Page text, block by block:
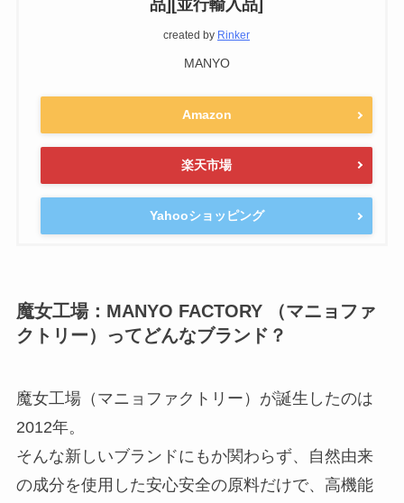
品][並行輸入品]
created by Rinker
MANYO
Amazon
楽天市場
Yahooショッピング
魔女工場：MANYO FACTORY （マニョファ
クトリー）ってどんなブランド？
魔女工場（マニョファクトリー）が誕生したのは
2012年。
そんな新しいブランドにもか関わらず、
自然由来
の成分を使用した安心安全の原料だけで、高機能